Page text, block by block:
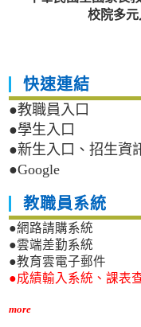
校院多
快速連結
●教職員入口
●學生入口
●新生入口、招生資
●Google
教職員系統
●網路請購系統
●雲端差勤系統
●教育雲電子郵件
●成績輸入系統、課表
more